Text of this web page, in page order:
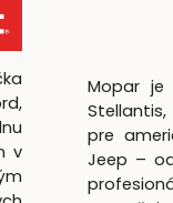
v
Mopar je
pre
Jeep –